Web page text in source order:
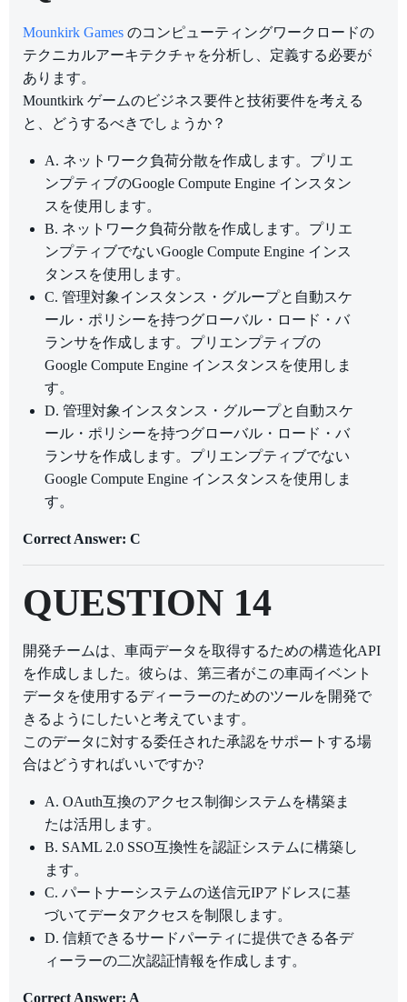
Mounkirk Games のコンピューティングワークロードの
テクニカルアーキテクチャを分析し、定義する必要が
あります。
Mountkirk ゲームのビジネス要件と技術要件を考える
と、どうするべきでしょうか？
A. ネットワーク負荷分散を作成します。プリエ
ンプティブのGoogle Compute Engine インスタン
スを使用します。
B. ネットワーク負荷分散を作成します。プリエ
ンプティブでないGoogle Compute Engine インス
タンスを使用します。
C. 管理対象インスタンス・グループと自動スケ
ール・ポリシーを持つグローバル・ロード・バ
ランサを作成します。プリエンプティブの
Google Compute Engine インスタンスを使用しま
す。
D. 管理対象インスタンス・グループと自動スケ
ール・ポリシーを持つグローバル・ロード・バ
ランサを作成します。プリエンプティブでない
Google Compute Engine インスタンスを使用しま
す。
Correct Answer: C
QUESTION 14
開発チームは、車両データを取得するための構造化API
を作成しました。彼らは、第三者がこの車両イベント
データを使用するディーラーのためのツールを開発で
きるようにしたいと考えています。
このデータに対する委任された承認をサポートする場
合はどうすればいいですか?
A. OAuth互換のアクセス制御システムを構築ま
たは活用します。
B. SAML 2.0 SSO互換性を認証システムに構築し
ます。
C. パートナーシステムの送信元IPアドレスに基
づいてデータアクセスを制限します。
D. 信頼できるサードパーティに提供できる各デ
ィーラーの二次認証情報を作成します。
Correct Answer: A